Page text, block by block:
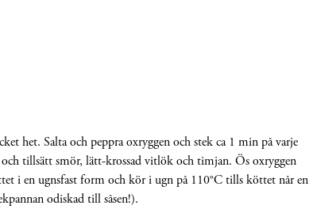
het. Salta och peppra oxryggen och stek ca 1 min på varje
tillsätt smör, lätt-krossad vitlök och timjan. Ös oxryggen
i en ugnsfast form och kör i ugn på 110°C tills köttet når en
odiskad till såsen!).